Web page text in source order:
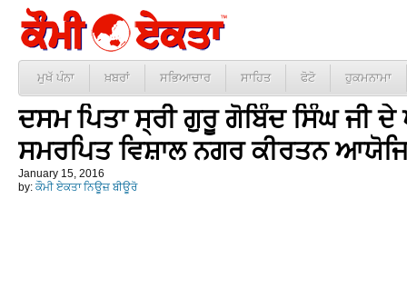
ਮੁਖੱ ਪੰਨਾ ਖ਼ਬਰਾਂ ਸਭਿਆਚਾਰ ਸਾਹਿਤ ਫੋਟੋ ਹੁਕਮਨਾਮਾ
ਦਸਮ ਪਿਤਾ ਸ੍ਰੀ ਗੁਰੂ ਗੋਬਿੰਦ ਸਿੰਘ ਜੀ
ਸਮਰਪਿਤ ਵਿਸ਼ਾਲ ਨਗਰ ਕੀਰਤਨ
January 15, 2016
by: ਕੌਮੀ ਏਕਤਾ ਨਿਊਜ਼ ਬੀਊਰੋ